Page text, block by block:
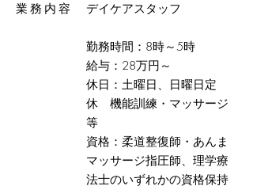
業務内容 デイケアスタッフ
勤務時間：8時～5時
給与：28万円～
休日：土曜日、日曜日定
休 機能訓練・マッサージ
等
資格：柔道整復師・あんま
マッサージ指圧師、 理学療
法士のいずれかの資格保持